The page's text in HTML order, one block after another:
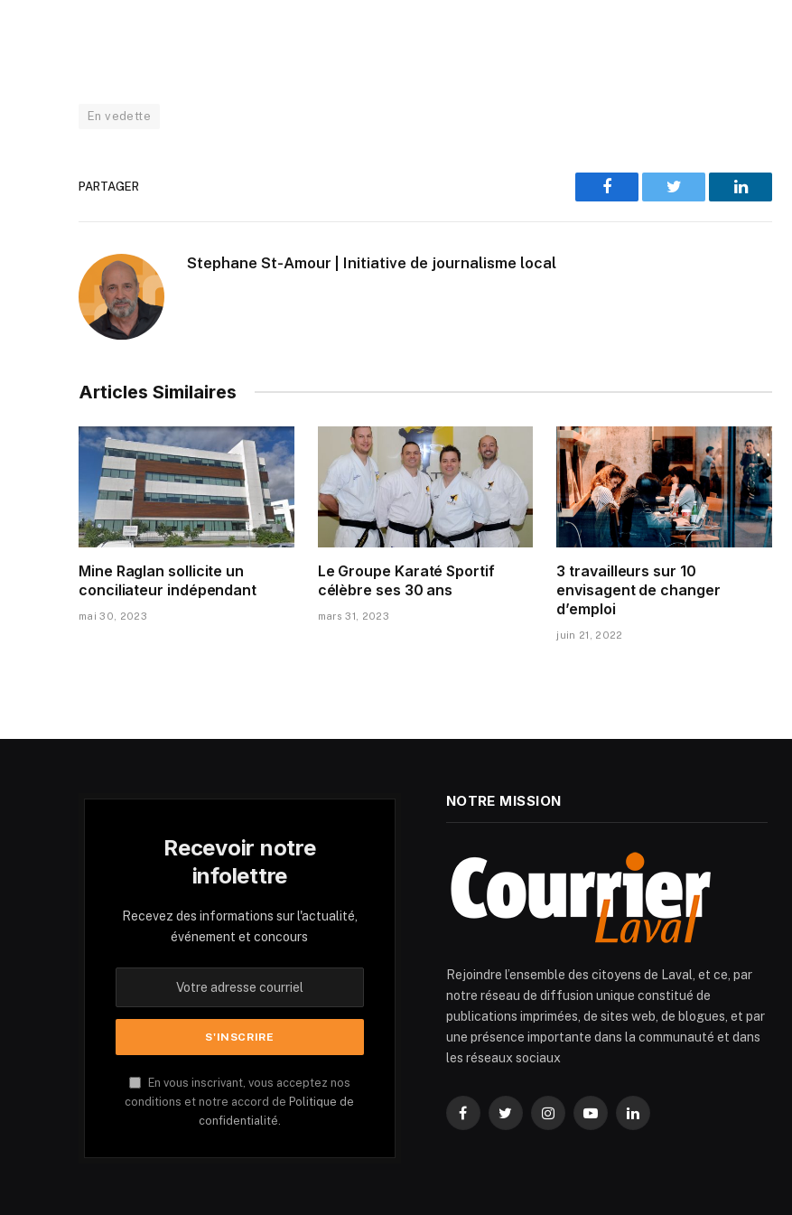
En vedette
PARTAGER
Facebook Twitter LinkedIn
Stephane St-Amour | Initiative de journalisme local
Articles Similaires
Mine Raglan sollicite un
conciliateur indépendant
mai 30, 2023
Le Groupe Karaté Sportif
célèbre ses 30 ans
mars 31, 2023
3 travailleurs sur 10
envisagent de changer
d’emploi
juin 21, 2022
Recevoir notre
infolettre
Recevez des informations sur l'actualité,
événement et concours
En vous inscrivant, vous acceptez nos
conditions et notre accord de Politique de
confidentialité.
NOTRE MISSION
Rejoindre l’ensemble des citoyens de Laval, et ce, par
notre réseau de diffusion unique constitué de
publications imprimées, de sites web, de blogues, et par
une présence importante dans la communauté et dans
les réseaux sociaux
FacebookTwitterInstagramYouTubeLinkedIn